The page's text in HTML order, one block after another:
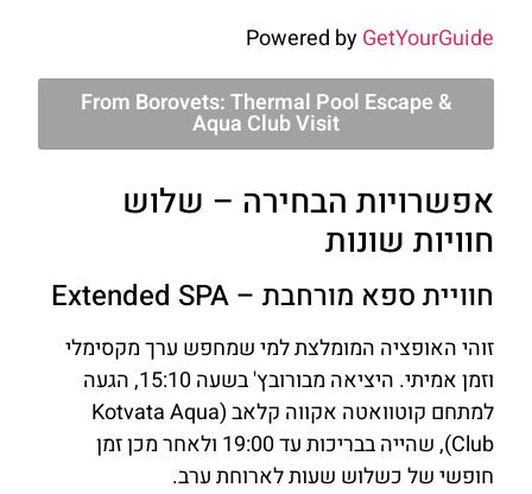
Powered byGetYourGuide
From Borovets: Thermal Pool Escape &
Aqua Club Visit
אפשרויות הבחירה – שלוש
חוויות שונות
חוויית ספא מורחבת – Extended SPA
זוהי האופציה המומלצת למי שמחפש ערך מקסימלי
וזמן אמיתי. היציאה מבורובץ' בשעה 15:10, הגעה
למתחם קוטוואטה אקווה קלאב (Kotvata Aqua
Club), שהייה בבריכות עד 19:00 ולאחר מכן זמן
חופשי של כשלוש שעות לארוחת ערב.